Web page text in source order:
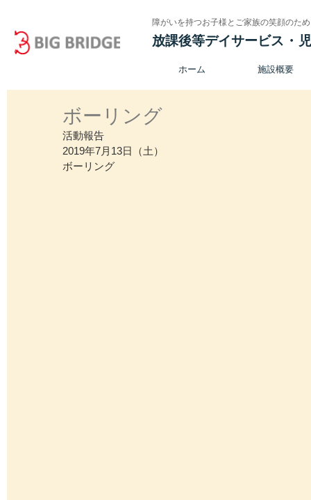
障がいを持つお子様とご家族の笑顔のた
放課後等デイサービス ・
ホーム 施設概要
ボーリング
活動報告
2019年7月13日（土）
ボーリング